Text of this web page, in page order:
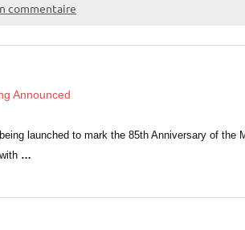
commentaire
Announced
launched to mark the 85th Anniversary of the
…